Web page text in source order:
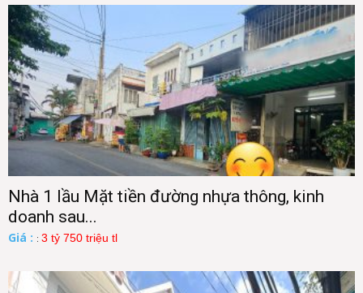
Nhà 1 lầu Mặt tiền đường nhựa thông, kinh
doanh sau...
Giá : : 3 tỷ 750 triệu tl